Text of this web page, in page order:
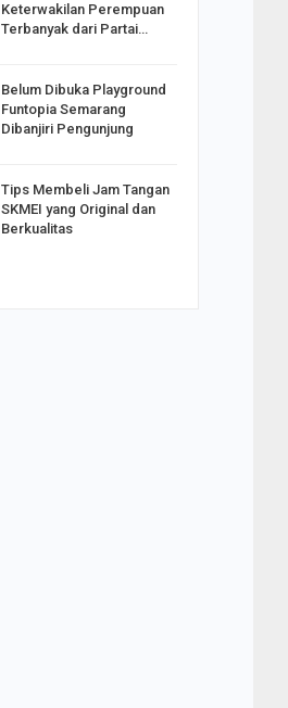
Keterwakilan Perempuan
Terbanyak dari Partai…
Belum Dibuka Playground
Funtopia Semarang
Dibanjiri Pengunjung
Tips Membeli Jam Tangan
SKMEI yang Original dan
Berkualitas